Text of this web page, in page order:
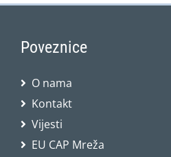
Poveznice
O nama
Kontakt
Vijesti
EU CAP Mreža